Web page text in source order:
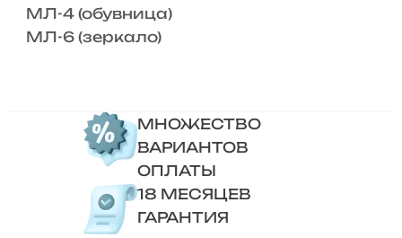
МЛ-4 (обувница)
МЛ-6 (зеркало)
МНОЖЕСТВО
ВАРИАНТОВ
ОПЛАТЫ
18 МЕСЯЦЕВ
ГАРАНТИЯ